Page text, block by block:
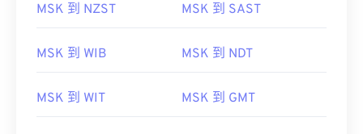
MSK 到 NZST MSK 到 SAST
MSK 到 WIB MSK 到 NDT
MSK 到 WIT MSK 到 GMT